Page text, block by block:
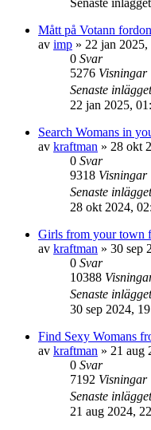
Mått på Votann fordon
av imp » 22 jan 2025,
0 Svar
5276 Visningar
Senaste
22 jan 2025,
Search Womans in
av kraftman » 28 okt
0 Svar
9318 Visningar
Senaste
28 okt 2024,
Girls from your town
av kraftman » 30 sep
0 Svar
10388
Senaste
30 sep 2024,
Find Sexy Womans
av kraftman » 21 aug
0 Svar
7192 Visningar
Senaste
21 aug 2024,